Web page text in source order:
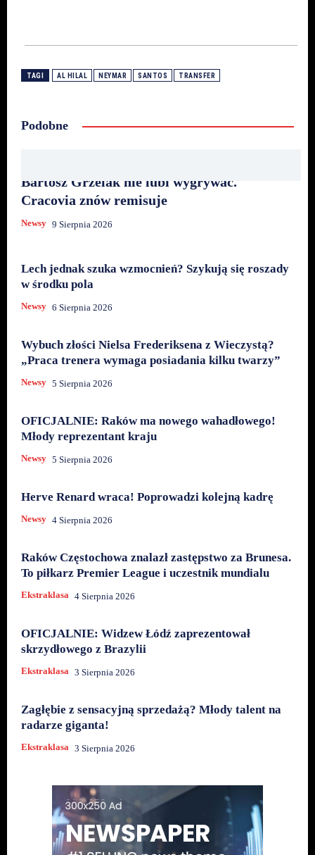
TAGI AL HILAL NEYMAR SANTOS TRANSFER
Podobne
Bartosz Grzelak nie lubi wygrywać.
Cracovia znów remisuje
Newsy 9 Sierpnia 2026
Lech jednak szuka wzmocnień? Szykują się roszady
w środku pola
Newsy 6 Sierpnia 2026
Wybuch złości Nielsa Frederiksena z Wieczystą?
„Praca trenera wymaga posiadania kilku twarzy”
Newsy 5 Sierpnia 2026
OFICJALNIE: Raków ma nowego wahadłowego!
Młody reprezentant kraju
Newsy 5 Sierpnia 2026
Herve Renard wraca! Poprowadzi kolejną kadrę
Newsy 4 Sierpnia 2026
Raków Częstochowa znalazł zastępstwo za Brunesa.
To piłkarz Premier League i uczestnik mundialu
Ekstraklasa 4 Sierpnia 2026
OFICJALNIE: Widzew Łódź zaprezentował
skrzydłowego z Brazylii
Ekstraklasa 3 Sierpnia 2026
Zagłębie z sensacyjną sprzedażą? Młody talent na
radarze giganta!
Ekstraklasa 3 Sierpnia 2026